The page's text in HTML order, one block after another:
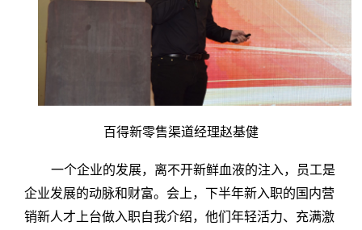
百得新零售渠道经理赵基健
一个企业的发展，离不开新鲜血液的注入，员工是
企业发展的动脉和财富。会上，下半年新入职的国内营
销新人才上台做入职自我介绍，他们年轻活力、充满激